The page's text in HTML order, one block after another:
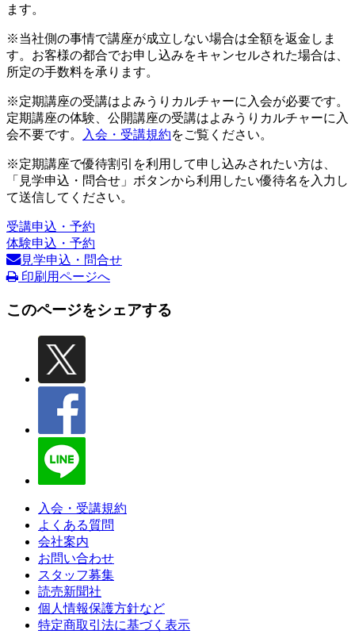
ます。
※当社側の事情で講座が成立しない場合は全額を返金しま
す。お客様の都合でお申し込みをキャンセルされた場合は、
所定の手数料を承ります。
※定期講座の受講はよみうりカルチャーに入会が必要です。
定期講座の体験、公開講座の受講はよみうりカルチャーに入
会不要です。
入会・受講規約をご覧ください。
※定期講座で優待割引を利用して申し込みされたい方は、
「見学申込・問合せ」ボタンから利用したい優待名を入力し
て送信してください。
受講申込・予約
体験申込・予約
見学申込・問合せ
印刷用ページへ
このページをシェアする
入会・受講規約
よくある質問
会社案内
お問い合わせ
スタッフ募集
読売新聞社
個人情報保護方針など
特定商取引法に基づく表示